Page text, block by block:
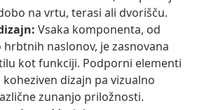
na vrtu, terasi ali dvorišču.
Vsaka komponenta, od
naslonov, je zasnovana
kot funkciji. Podporni elementi
dizajn pa vizualno
zunanjo priložnosti.